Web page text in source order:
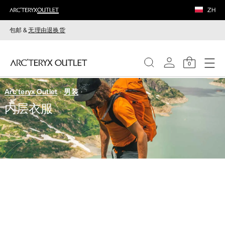
ZH
包邮 &无理由退换货
0
女装
男装
Arc'teryx Outlet 男装
内层衣服